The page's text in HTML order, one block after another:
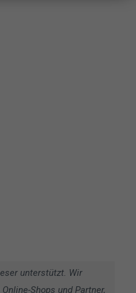
unterstützt. Wir
Shops und Partner,